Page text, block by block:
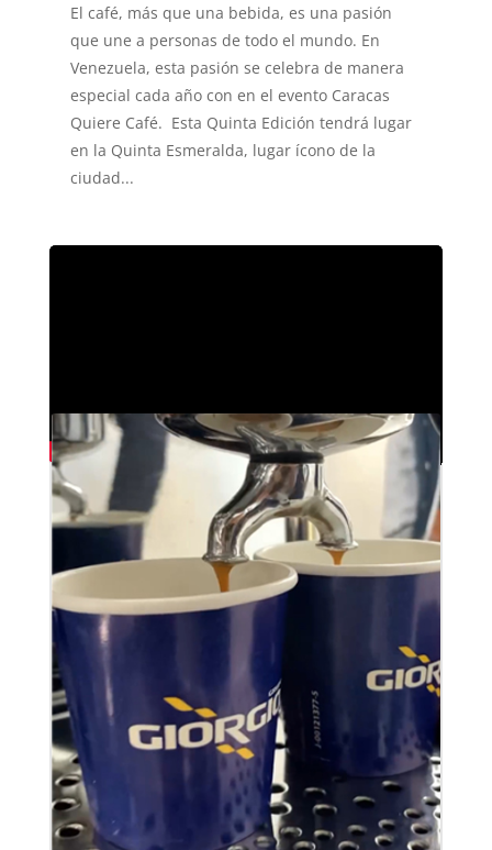
El café, más que una bebida, es una pasión
que une a personas de todo el mundo. En
Venezuela, esta pasión se celebra de manera
especial cada año con en el evento Caracas
Quiere Café. Esta Quinta Edición tendrá lugar
en la Quinta Esmeralda, lugar ícono de la
ciudad...